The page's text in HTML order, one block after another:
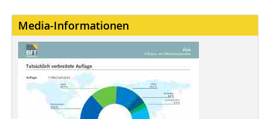
Media-Informationen